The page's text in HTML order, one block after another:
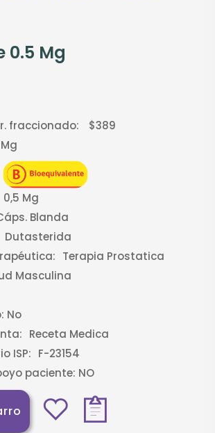
0.5 Mg
fraccionado:
$389
0,5 Mg
Blanda
Dutasterida
Terapia Prostatica
Masculina
No
Receta Medica
ISP: F-23154
paciente: NO